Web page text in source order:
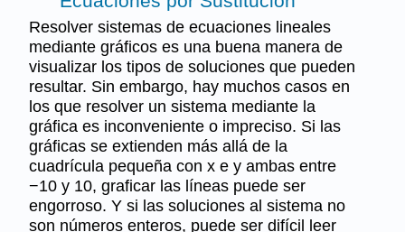
Resolver sistemas de ecuaciones lineales
mediante gráficos es una buena manera de
visualizar los tipos de soluciones que pueden
resultar. Sin embargo, hay muchos casos en
los que resolver un sistema mediante la
gráfica es inconveniente o impreciso. Si las
gráficas se extienden más allá de la
cuadrícula pequeña con x e y ambas entre
−10 y 10, graficar las líneas puede ser
engorroso. Y si las soluciones al sistema no
son números enteros, puede ser difícil leer